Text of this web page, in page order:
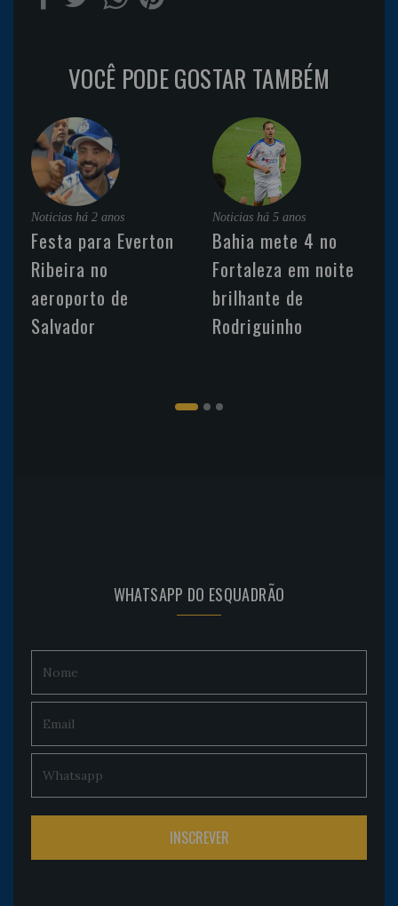
VOCÊ PODE GOSTAR TAMBÉM
Noticias há 2 anos
Festa para Everton
Ribeira no
aeroporto de
Salvador
Noticias há 5 anos
Bahia mete 4 no
Fortaleza em noite
brilhante de
Rodriguinho
WHATSAPP DO ESQUADRÃO